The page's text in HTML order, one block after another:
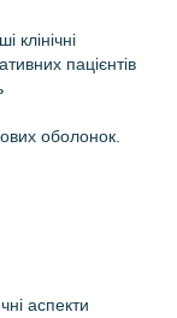
клінічні
пацієнтів
оболонок.
аспекти